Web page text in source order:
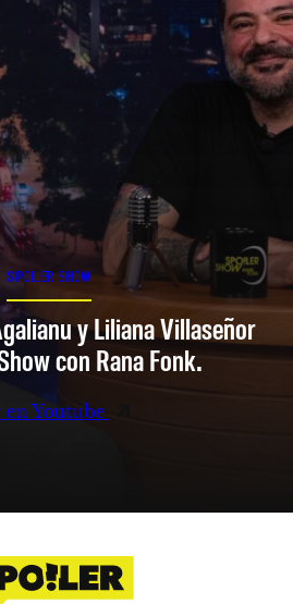
SPOILER SHOW
y Liliana Villaseñor
con Rana Fonk.
Youtube